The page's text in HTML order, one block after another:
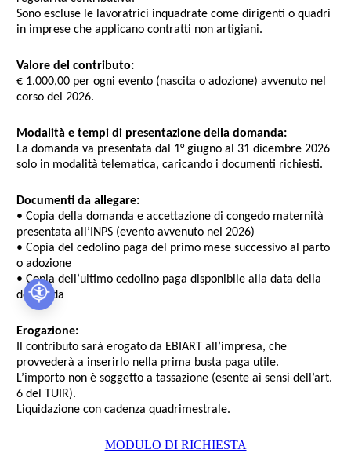
Sono escluse le lavoratrici inquadrate come dirigenti o quadri
in imprese che applicano contratti non artigiani.
Valore del contributo:
€ 1.000,00 per ogni evento (nascita o adozione) avvenuto nel
corso del 2026.
Modalità e tempi di presentazione della domanda:
La domanda va presentata dal 1° giugno al 31 dicembre 2026
solo in modalità telematica, caricando i documenti richiesti.
Documenti da allegare:
• Copia della domanda e accettazione di congedo maternità
presentata all’INPS (evento avvenuto nel 2026)
• Copia del cedolino paga del primo mese successivo al parto
o adozione
• Copia dell’ultimo cedolino paga disponibile alla data della
domanda
Erogazione:
Il contributo sarà erogato da EBIART all’impresa, che
provvederà a inserirlo nella prima busta paga utile.
L’importo non è soggetto a tassazione (esente ai sensi dell’art.
6 del TUIR).
Liquidazione con cadenza quadrimestrale.
MODULO DI RICHIESTA